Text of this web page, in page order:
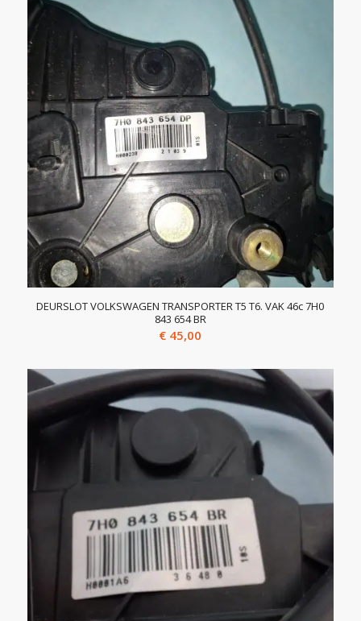
DEURSLOT VOLKSWAGEN TRANSPORTER T5 T6. VAK 46c 7H0
843 654 BR
€ 45,00